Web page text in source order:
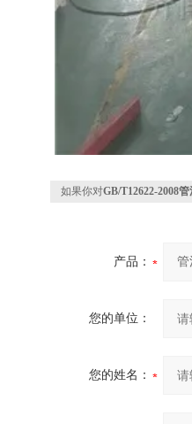
如果你对GB/T12622-2008
产品：
您的单位：
您的姓名：